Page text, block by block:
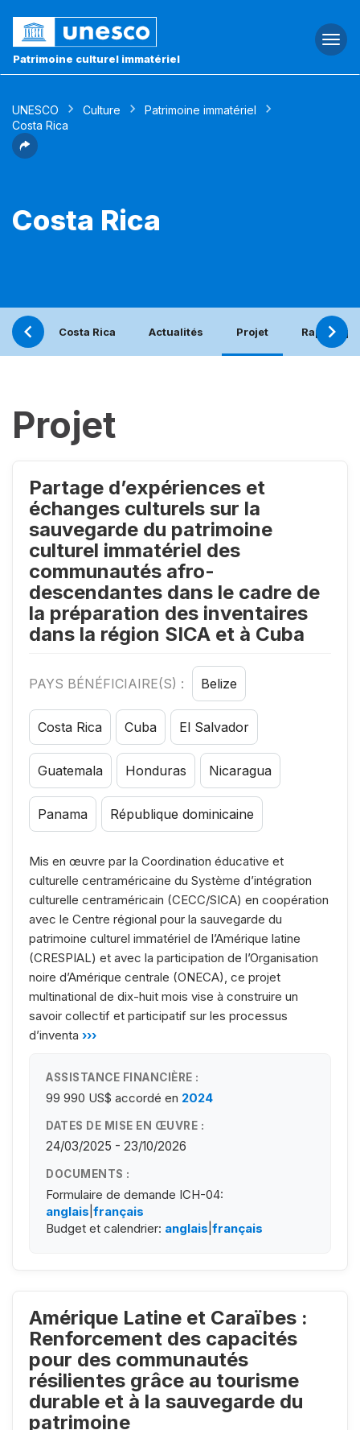
Patrimoine culturel immatériel
UNESCO Culture
Patrimoine immatériel
Costa Rica
Costa Rica
Costa Rica Actualités Projet Rapport
Projet
Partage d’expériences et
échanges culturels sur la
sauvegarde du patrimoine
culturel immatériel des
communautés afro-
descendantes dans le cadre de
la préparation des inventaires
dans la région SICA et à Cuba
PAYS BÉNÉFICIAIRE(S) : Belize
Costa Rica Cuba El Salvador
Guatemala Honduras Nicaragua
Panama République dominicaine
Mis en œuvre par la Coordination éducative et
culturelle centraméricaine du Système d’intégration
culturelle centraméricain (CECC/SICA) en coopération
avec le Centre régional pour la sauvegarde du
patrimoine culturel immatériel de l’Amérique latine
(CRESPIAL) et avec la participation de l’Organisation
noire d’Amérique centrale (ONECA), ce projet
multinational de dix-huit mois vise à construire un
savoir collectif et participatif sur les processus
d’inventa ›››
ASSISTANCE FINANCIÈRE :
99 990 US$ accordé en 2024
DATES DE MISE EN ŒUVRE :
24/03/2025 - 23/10/2026
DOCUMENTS :
Formulaire de demande ICH-04:
anglais français
Budget et calendrier: anglais français
Amérique Latine et Caraïbes :
Renforcement des capacités
pour des communautés
résilientes grâce au tourisme
durable et à la sauvegarde du
patrimoine